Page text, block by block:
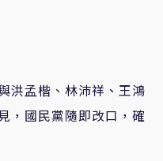
洪孟楷、林沛祥、王鴻
，國民黨隨即改口，確